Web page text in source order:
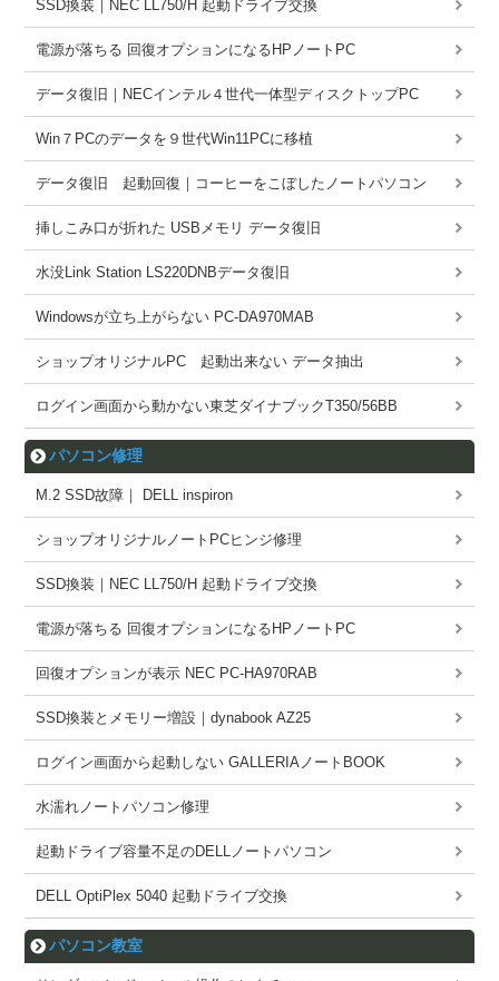
SSD換装｜NEC LL750/H 起動ドライブ交換
電源が落ちる 回復オプションになるHPノートPC
データ復旧｜NECインテル４世代一体型ディスクトップPC
Win７PCのデータを９世代Win11PCに移植
データ復旧 起動回復｜コーヒーをこぼしたノートパソコン
挿しこみ口が折れた USBメモリ データ復旧
水没Link Station LS220DNBデータ復旧
Windowsが立ち上がらない PC-DA970MAB
ショップオリジナルPC 起動出来ない データ抽出
ログイン画面から動かない東芝ダイナブックT350/56BB
パソコン修理
M.2 SSD故障｜ DELL inspiron
ショップオリジナルノートPCヒンジ修理
SSD換装｜NEC LL750/H 起動ドライブ交換
電源が落ちる 回復オプションになるHPノートPC
回復オプションが表示 NEC PC-HA970RAB
SSD換装とメモリー増設｜dynabook AZ25
ログイン画面から起動しない GALLERIAノートBOOK
水濡れノートパソコン修理
起動ドライブ容量不足のDELLノートパソコン
DELL OptiPlex 5040 起動ドライブ交換
パソコン教室